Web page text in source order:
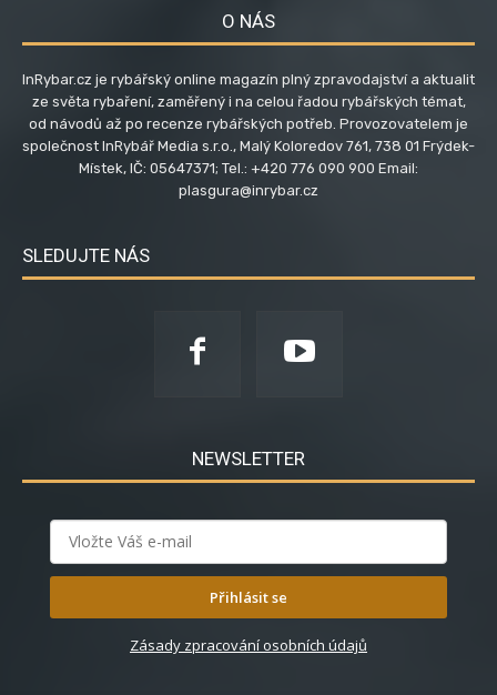
O NÁS
InRybar.cz je rybářský online magazín plný zpravodajství a aktualit
ze světa rybaření, zaměřený i na celou řadou rybářských témat,
od návodů až po recenze rybářských potřeb. Provozovatelem je
společnost InRybář Media s.r.o., Malý Koloredov 761, 738 01 Frýdek-
Místek, IČ: 05647371; Tel.: +420 776 090 900 Email:
plasgura@inrybar.cz
SLEDUJTE NÁS
NEWSLETTER
Přihlásit se
Zásady zpracování osobních údajů